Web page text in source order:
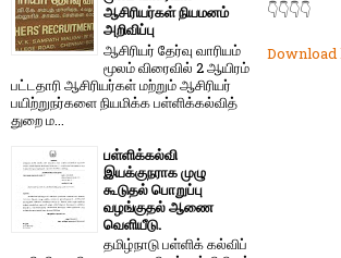
👇👇👇👇
Download
ஆசிரியர்கள் நியமனம்
அறிவிப்பு
ஆசிரியர் தேர்வு வாரி​யம்
மூலம் விரை​வில் 2 ஆயிரம்
பட்​ட​தாரி ஆசிரியர்​கள் மற்​றும் ஆசிரியர்
பயிற்றுநர்​களை நியமிக்க பள்​ளிக்​கல்​வித்​
துறை ம...
பள்ளிக்கல்வி
இயக்குநராக முழு
கூடுதல் பொறுப்பு
வழங்குதல் ஆணை
வெளியீடு.
தமிழ்நாடு பள்ளிக் கல்விப்